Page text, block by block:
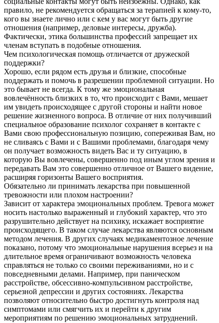
правило, не рекомендуется обращаться за терапией к кому-то,
кого вы знаете лично или с кем у вас могут быть другие
отношения (например, деловые интересы, дружба).
Фактически, этика большинства профессий запрещает их
членам вступать в подобные отношения.
Чем психологическая помощь отличается от дружеской
поддержки?
Хорошо, если рядом есть друзья и близкие, способные
поддержать и помочь в разрешении проблемной ситуации. Но
это бывает не всегда. К тому же эмоциональная
вовлечённость близких в то, что происходит с Вами, мешает
им увидеть происходящее с другой стороны и найти новое
решение жизненного вопроса. В отличие от них получивший
специальное образование психолог сохраняет в контакте с
Вами свою профессиональную позицию, сопереживая Вам, но
не сливаясь с Вами и с Вашими проблемами, благодаря чему
он получает возможность видеть Вас и ту ситуацию, в
которую Вы вовлечены, совершенно под иным углом зрения и
передавать Вам это совершенно отличное от Вашего видение,
расширяя горизонты Вашего восприятия.
Обязательно ли принимать лекарства при повышенной
тревожности или плохом настроении?
Зависит от характера эмоциональных проблем. Тревога может
носить настолько выраженный и глубокий характер, что это
разрушительно действует на психику, искажает восприятие
происходящего. В таком случае лекарства являются основным
методом лечения. В других случаях медикаментозное лечение
показано, потому что эмоциональные нарушения всерьез и на
длительное время ограничивают возможность человека
справляться не только со своими переживаниями, но и с
повседневными делами. Например, при паническом
расстройстве, обсессивно-компульсивном расстройстве,
серьезной депрессии и других состояниях. Лекарства
позволяют относительно быстро достигнуть контроля над
симптомами или смягчить их и перейти к другим
мероприятиям по решению эмоциональных затруднений.